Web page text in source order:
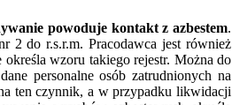
powoduje kontakt z azbestem.
2 do r.s.r.m. Pracodawca jest również
wzoru takiego rejestr. Można do
personalne osób zatrudnionych na
ten czynnik, a w przypadku likwidacji